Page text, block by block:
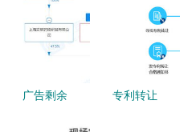
广告剩余
专利转让